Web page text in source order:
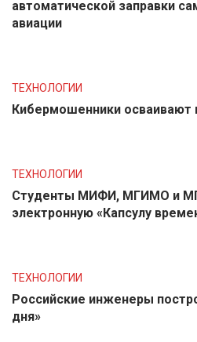
автоматической заправки
авиации
ТЕХНОЛОГИИ
Кибермошенники осваивают
ТЕХНОЛОГИИ
Студенты МИФИ, МГИМО и
электронную «Капсулу
ТЕХНОЛОГИИ
Российские инженеры
дня»